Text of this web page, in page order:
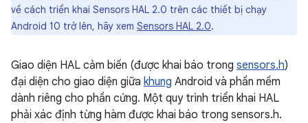
về cách triển khai Sensors HAL 2.0 trên các thiết bị chạy
Android 10 trở lên, hãy xem Sensors HAL 2.0.
Giao diện HAL cảm biến (được khai báo trong sensors.h)
đại diện cho giao diện giữa khung Android và phần mềm
dành riêng cho phần cứng. Một quy trình triển khai HAL
phải xác định từng hàm được khai báo trong sensors.h.